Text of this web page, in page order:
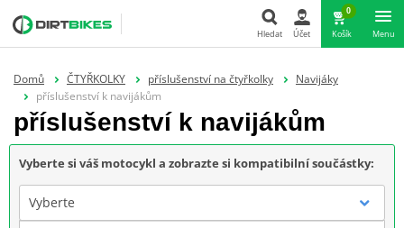
Hledat
Hledat Účet
0
Košík Menu
Domů ČTYŘKOLKY příslušenství na čtyřkolky
Navijáky
příslušenství k navijákům
příslušenství k navijákům
Vyberte si váš motocykl a zobrazte si kompatibilní součástky:
Vyberte